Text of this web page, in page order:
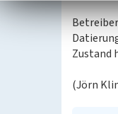
Zustand
(Jörn